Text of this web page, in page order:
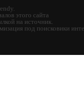
этого сайта
на источник.
под поисковики